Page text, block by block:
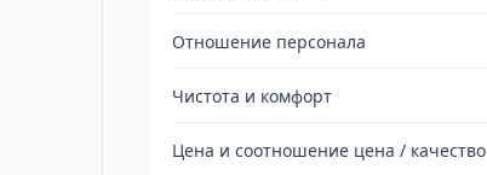
Отношение персонала
Чистота и комфорт
Цена и соотношение цена / качество